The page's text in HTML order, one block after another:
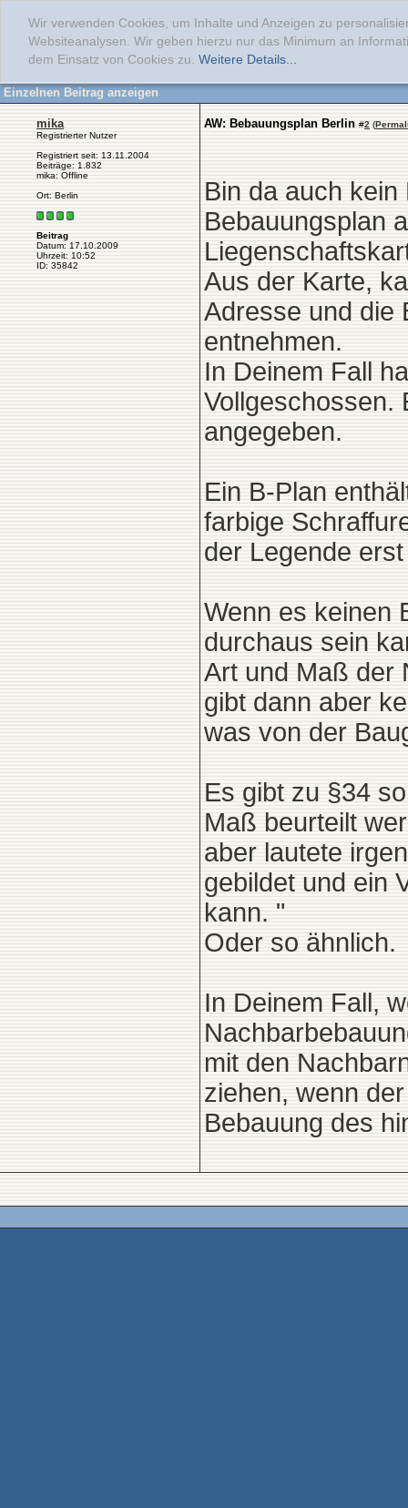
Wir verwenden Cookies, um Inhalte und Anzeigen zu
Websiteanalysen. Wir geben hierzu nur das Minimum an
dem Einsatz von Cookies zu. Weitere Details...
Einzelnen Beitrag anzeigen
mika
Registrierter Nutzer
Registriert seit: 13.11.2004
Beiträge: 1.832
mika: Offline
Ort: Berlin
Beitrag
Datum: 17.10.2009
Uhrzeit: 10:52
ID: 35842
AW: Bebauungsplan Berlin #2 (
Bin da auch
Bebauungsplan
Aus der Karte,
Adresse und die
entnehmen.
In Deinem Fall
Vollgeschossen.
angegeben.
Ein B-Plan
farbige
der Legende
Wenn es keinen
durchaus sein
Art und Maß der
gibt dann aber
was von der
Es gibt zu §34
Maß beurteilt
aber lautete
gebildet und ein
kann. "
Oder so ähnlich.
In Deinem Fall,
mit den
ziehen, wenn
Bebauung des